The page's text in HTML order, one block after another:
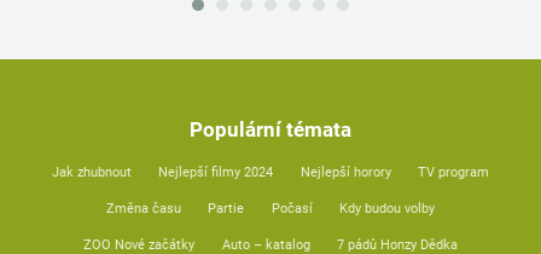
Populární témata
Jak zhubnout Nejlepší filmy 2024 Nejlepší horory TV program
Změna času Partie Počasí Kdy budou volby
ZOO Nové začátky Auto – katalog 7 pádů Honzy Dědka